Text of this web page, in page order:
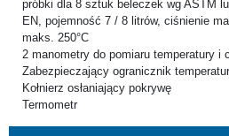
próbki dla 8 sztuk beleczek wg ASTM
EN, pojemność 7 / 8 litrów, ciśnienie
maks. 250°C
2 manometry do pomiaru temperatury i
Zabezpieczający ogranicznik
Kołnierz osłaniający pokrywę
Termometr